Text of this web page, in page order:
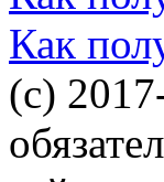
Как
(c)